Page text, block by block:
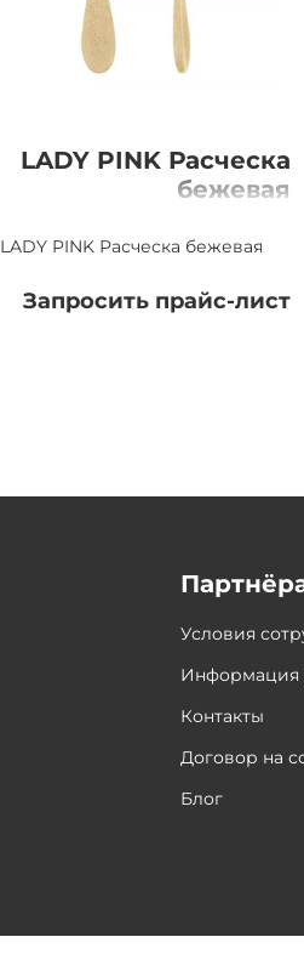
LADY PINK Расческа
бежевая
LADY PINK Расческа бежевая
Запросить прайс-лист
Условия
Информация
Контакты
Договор на
Блог